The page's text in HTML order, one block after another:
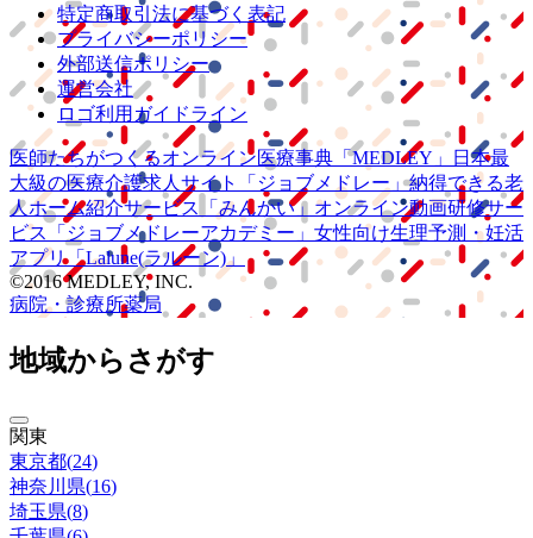
特定商取引法に基づく表記
プライバシーポリシー
外部送信ポリシー
運営会社
ロゴ利用ガイドライン
医師たちがつくるオンライン医療事典 「MEDLEY」
日本最
大級の医療介護求人サイト 「ジョブメドレー」納得できる老
人ホーム紹介サービス
「みんかい」 オンライン動画研修サー
ビス
「ジョブメドレーアカデミー」 女性向け生理予測・妊活
アプリ「Lalune(ラルーン)」
©2016 MEDLEY, INC.
病院・診療所薬局
地域からさがす
関東
東京都(24)
神奈川県(16)
埼玉県(8)